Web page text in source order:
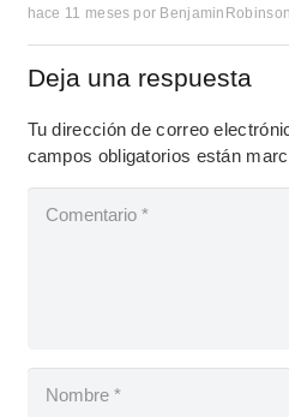
hace 11 meses por BenjaminRobinson
Deja una respuesta
Tu dirección de correo
campos obligatorios están